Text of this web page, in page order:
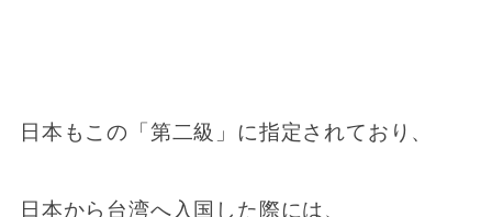
日本もこの「第二級」に指定されており、
日本から台湾へ入国した際には、